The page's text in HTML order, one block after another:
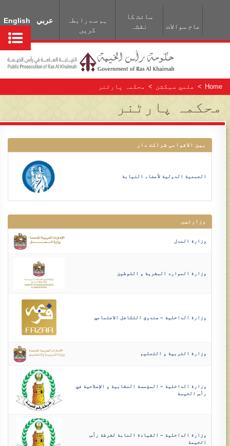
عربي English
ہم سے رابطہ
کریں
سائٹ کا
نقشہ
عام سوالات
Home
> علمي سيکشن > محکمہ پارٹنر
محکمہ پارٹنر
بین الاقوامی شراکت دار
الجمعية الدولية لأعضاء النيابة
وزارتیں
وزارة العدل
وزارة الموارد البشرية و التوطين
وزارة الداخلية – صندوق التكافل الاجتماعي
وزارة التربية و التعليم
وزارة الداخلية – المؤسسة العقابية و الإصلاحية في
رأس الخيمة
وزارة الداخلية – القيادة العامة لشرطة رأس
الخيمة